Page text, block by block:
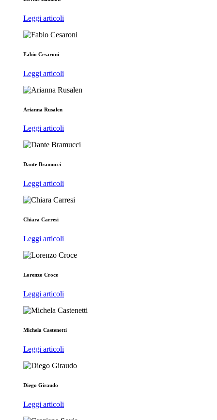
Leggi articoli
Fabio Cesaroni
Leggi articoli
Arianna Rusalen
Leggi articoli
Dante Bramucci
Leggi articoli
Chiara Carresi
Leggi articoli
Lorenzo Croce
Leggi articoli
Michela Castenetti
Leggi articoli
Diego Giraudo
Leggi articoli